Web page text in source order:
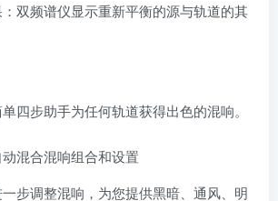
双频谱仪显示重新平衡的源与轨道的其
四步助手为任何轨道获得出色的混响。
混合混响组合和设置
步调整混响，为您提供黑暗、通风、明